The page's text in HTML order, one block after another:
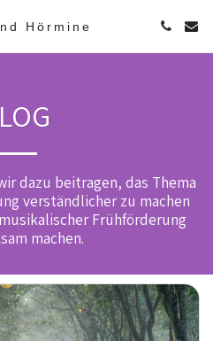
Hörmine
dazu beitragen, das Thema
verständlicher zu machen
Frühförderung
machen.